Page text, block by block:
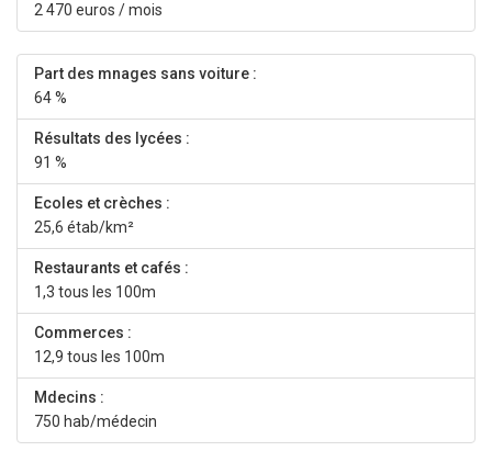
2 470 euros / mois
Part des mnages sans voiture :
64 %
Résultats des lycées :
91 %
Ecoles et crèches :
25,6 étab/km²
Restaurants et cafés :
1,3 tous les 100m
Commerces :
12,9 tous les 100m
Mdecins :
750 hab/médecin